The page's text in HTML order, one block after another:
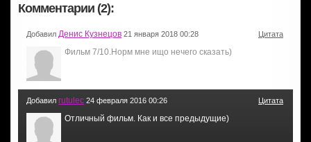
Комментарии (2):
Добавил Денис Кузнецов 21 января 2018 00:28 Цитата
Фильм 7/10.Норм мне ищо нечего сказать)
Добавил rutulec 24 февраля 2016 00:26 Цитата
Отличный фильм. Как и все предыдущие)